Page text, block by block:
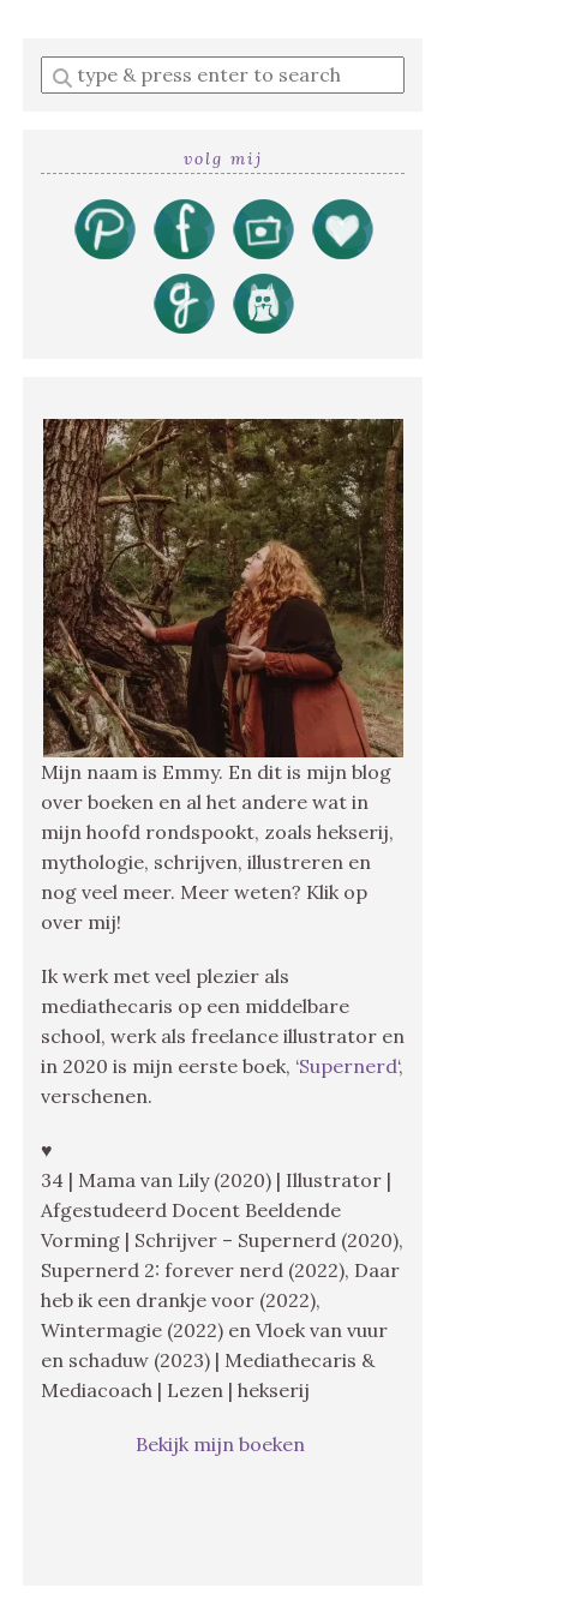
Enter
a
volg mij
Mijn naam is Emmy. En dit is mijn blog
over boeken en al het andere wat in
mijn hoofd rondspookt, zoals hekserij,
mythologie, schrijven, illustreren en
nog veel meer. Meer weten? Klik op
over mij!
Ik werk met veel plezier als
mediathecaris op een middelbare
school, werk als freelance illustrator en
in 2020 is mijn eerste boek, ‘Supernerd‘,
verschenen.
♥
34 | Mama van Lily (2020) | Illustrator |
Afgestudeerd Docent Beeldende
Vorming | Schrijver – Supernerd (2020),
Supernerd 2: forever nerd (2022), Daar
heb ik een drankje voor (2022),
Wintermagie (2022) en Vloek van vuur
en schaduw (2023) | Mediathecaris &
Mediacoach | Lezen | hekserij
Bekijk mijn boeken